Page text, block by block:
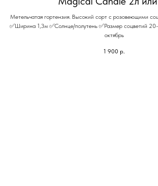
Метельчатая гортензия. Высокий сорт с розовеющими
✅Ширина 1,3м ✅Солнце/полутень ✅Размер соцветий
октябрь
1 900 р.